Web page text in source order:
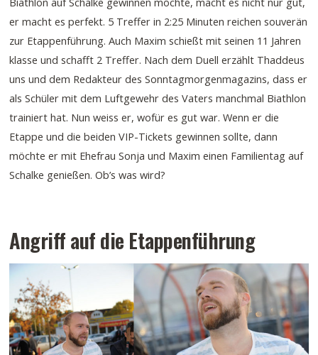
er macht es perfekt. 5 Treffer in 2:25 Minuten reichen souverän
zur Etappenführung. Auch Maxim schießt mit seinen 11 Jahren
klasse und schafft 2 Treffer. Nach dem Duell erzählt Thaddeus
uns und dem Redakteur des Sonntagmorgenmagazins, dass er
als Schüler mit dem Luftgewehr des Vaters manchmal Biathlon
trainiert hat. Nun weiss er, wofür es gut war. Wenn er die
Etappe und die beiden VIP-Tickets gewinnen sollte, dann
möchte er mit Ehefrau Sonja und Maxim einen Familientag auf
Schalke genießen. Ob’s was wird?
Angriff auf die Etappenführung